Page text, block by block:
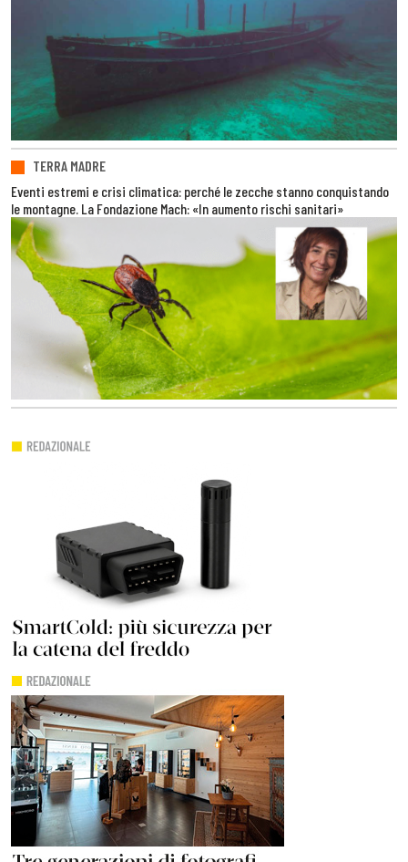
TERRA MADRE
Eventi estremi e crisi climatica: perché le zecche stanno conquistando
le montagne. La Fondazione Mach: «In aumento rischi sanitari»